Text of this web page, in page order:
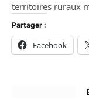
territoires ruraux
Partager :
Facebook